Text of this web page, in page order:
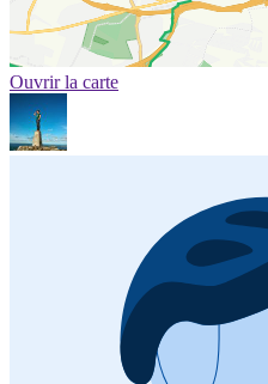
Ouvrir la carte